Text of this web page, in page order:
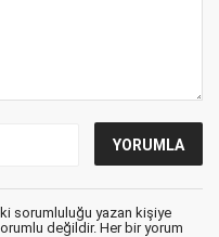
sorumluluğu yazan kişiye
değildir. Her bir yorum